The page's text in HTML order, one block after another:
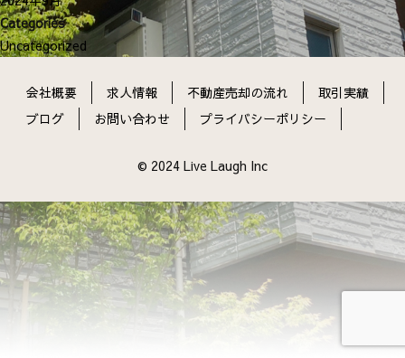
Categories
Uncategorized
会社概要 求人情報 不動産売却の流れ
取引実績
ブログ
お問い合わせ プライバシーポリシー
© 2024 Live Laugh Inc